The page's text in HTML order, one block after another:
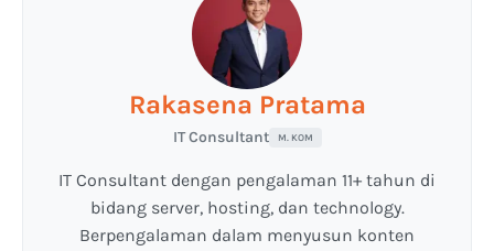
Rakasena Pratama
IT Consultant M. KOM
IT Consultant dengan pengalaman 11+ tahun di
bidang server, hosting, dan technology.
Berpengalaman dalam menyusun konten